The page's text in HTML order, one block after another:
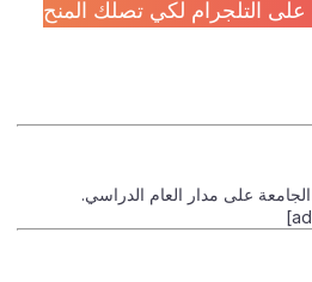
على التلجرام لكي تصلك المنح
على مدار العام الدراسي.